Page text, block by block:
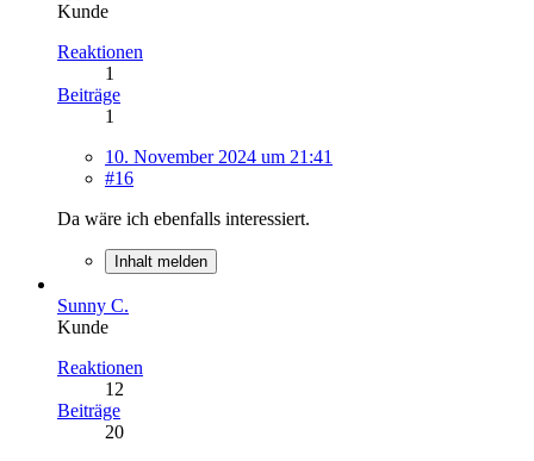
Kunde
Reaktionen
1
Beiträge
1
10. November 2024 um 21:41
#16
Da wäre ich ebenfalls interessiert.
Inhalt melden
Sunny C.
Kunde
Reaktionen
12
Beiträge
20